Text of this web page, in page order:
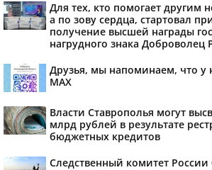
Для тех, кто помогает другим
а по зову сердца, стартовал
получение высшей награды
нагрудного знака Доброволец
Друзья, мы напоминаем, что у
МАХ
Власти Ставрополья могут
млрд рублей в результате
бюджетных кредитов
Следственный комитет России